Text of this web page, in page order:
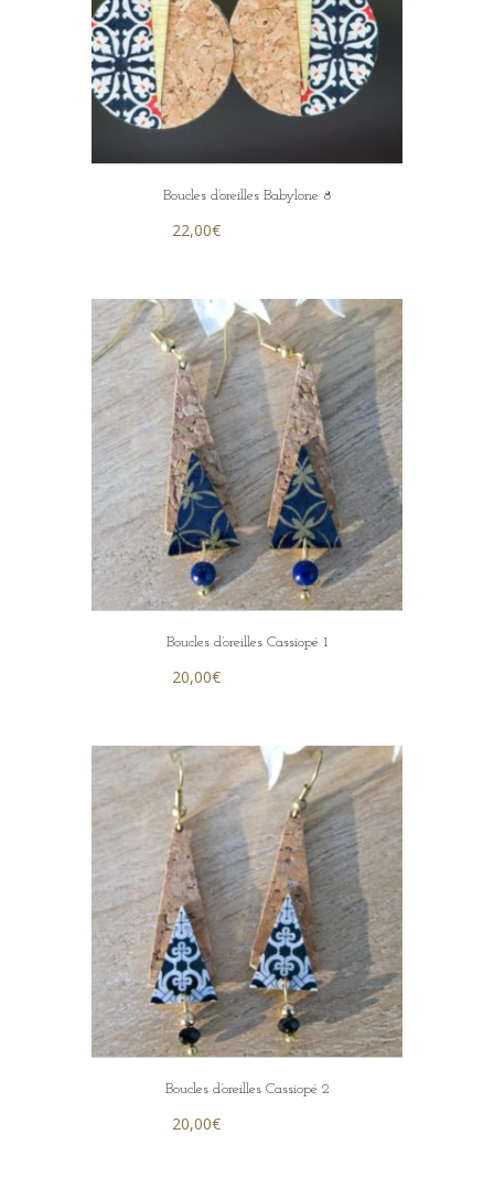
Boucles d’oreilles Babylone 8
22,00€
Boucles d’oreilles Cassiopé 1
20,00€
Boucles d’oreilles Cassiopé 2
20,00€